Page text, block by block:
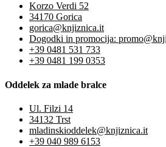
Korzo Verdi 52
34170 Gorica
gorica@knjiznica.it
Dogodki in promocija:
+39 0481 531 733
+39 0481 199 0353
Oddelek za mlade bralce
Ul. Filzi 14
34132 Trst
mladinskioddelek@knjiznica.it
+39 040 989 6153